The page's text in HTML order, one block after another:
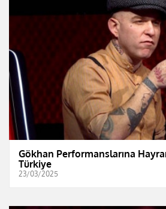
Gökhan Performanslarına
Türkiye
23/03/2025